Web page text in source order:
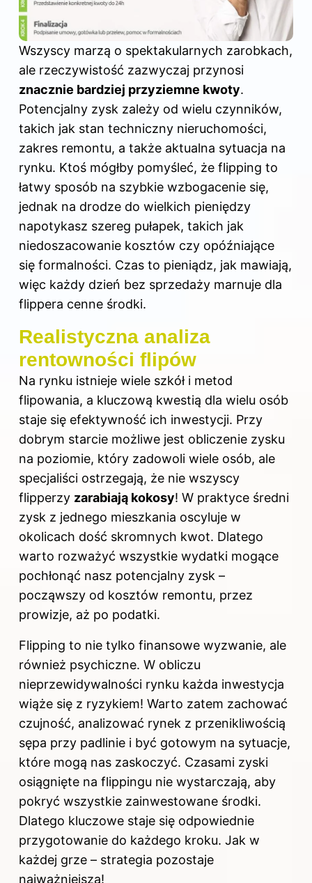
Wszyscy marzą o spektakularnych zarobkach,
ale rzeczywistość zazwyczaj przynosi
znacznie bardziej przyziemne kwoty.
Potencjalny zysk zależy od wielu czynników,
takich jak stan techniczny nieruchomości,
zakres remontu, a także aktualna sytuacja na
rynku. Ktoś mógłby pomyśleć, że flipping to
łatwy sposób na szybkie wzbogacenie się,
jednak na drodze do wielkich pieniędzy
napotykasz szereg pułapek, takich jak
niedoszacowanie kosztów czy opóźniające
się formalności. Czas to pieniądz, jak mawiają,
więc każdy dzień bez sprzedaży marnuje dla
flippera cenne środki.
Realistyczna analiza
rentowności flipów
Na rynku istnieje wiele szkół i metod
flipowania, a kluczową kwestią dla wielu osób
staje się efektywność ich inwestycji. Przy
dobrym starcie możliwe jest obliczenie zysku
na poziomie, który zadowoli wiele osób, ale
specjaliści ostrzegają, że nie wszyscy
flipperzy zarabiają kokosy! W praktyce średni
zysk z jednego mieszkania oscyluje w
okolicach dość skromnych kwot. Dlatego
warto rozważyć wszystkie wydatki mogące
pochłonąć nasz potencjalny zysk –
począwszy od kosztów remontu, przez
prowizje, aż po podatki.
Flipping to nie tylko finansowe wyzwanie, ale
również psychiczne. W obliczu
nieprzewidywalności rynku każda inwestycja
wiąże się z ryzykiem! Warto zatem zachować
czujność, analizować rynek z przenikliwością
sępa przy padlinie i być gotowym na sytuacje,
które mogą nas zaskoczyć. Czasami zyski
osiągnięte na flippingu nie wystarczają, aby
pokryć wszystkie zainwestowane środki.
Dlatego kluczowe staje się odpowiednie
przygotowanie do każdego kroku. Jak w
każdej grze – strategia pozostaje
najważniejsza!